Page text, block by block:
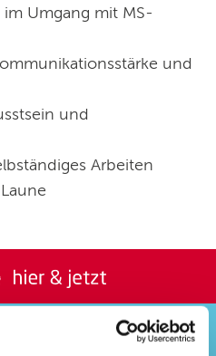
Umgang mit MS-
und
und
Arbeiten